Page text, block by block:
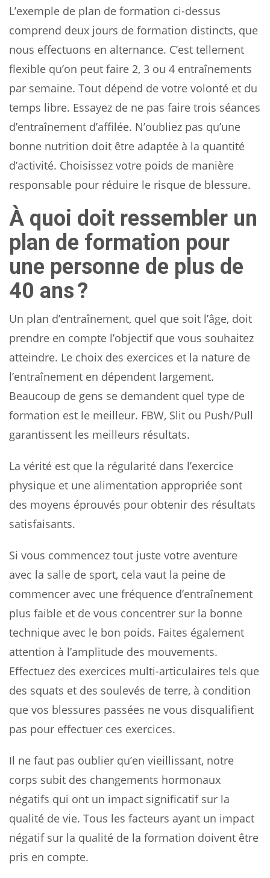
L’exemple de plan de formation ci-dessus
comprend deux jours de formation distincts, que
nous effectuons en alternance. C’est tellement
flexible qu’on peut faire 2, 3 ou 4 entraînements
par semaine. Tout dépend de votre volonté et du
temps libre. Essayez de ne pas faire trois séances
d’entraînement d’affilée. N’oubliez pas qu’une
bonne nutrition doit être adaptée à la quantité
d’activité. Choisissez votre poids de manière
responsable pour réduire le risque de blessure.
À quoi doit ressembler un
plan de formation pour
une personne de plus de
40 ans ?
Un plan d’entraînement, quel que soit l’âge, doit
prendre en compte l’objectif que vous souhaitez
atteindre. Le choix des exercices et la nature de
l’entraînement en dépendent largement.
Beaucoup de gens se demandent quel type de
formation est le meilleur. FBW, Slit ou Push/Pull
garantissent les meilleurs résultats.
La vérité est que la régularité dans l’exercice
physique et une alimentation appropriée sont
des moyens éprouvés pour obtenir des résultats
satisfaisants.
Si vous commencez tout juste votre aventure
avec la salle de sport, cela vaut la peine de
commencer avec une fréquence d’entraînement
plus faible et de vous concentrer sur la bonne
technique avec le bon poids. Faites également
attention à l’amplitude des mouvements.
Effectuez des exercices multi-articulaires tels que
des squats et des soulevés de terre, à condition
que vos blessures passées ne vous disqualifient
pas pour effectuer ces exercices.
Il ne faut pas oublier qu’en vieillissant, notre
corps subit des changements hormonaux
négatifs qui ont un impact significatif sur la
qualité de vie. Tous les facteurs ayant un impact
négatif sur la qualité de la formation doivent être
pris en compte.